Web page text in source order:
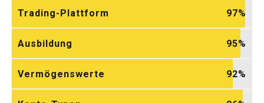
Trading-Plattform 97
Ausbildung 95
Vermögenswerte 92